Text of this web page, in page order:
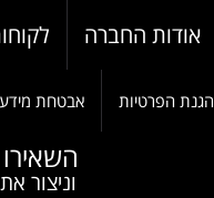
אודות החברה
הגנת הפרטיות אבטחת מידע
וניצור